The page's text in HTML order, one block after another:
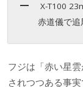
X-T100
赤道儀で追
フジは「赤い星
されつつある事